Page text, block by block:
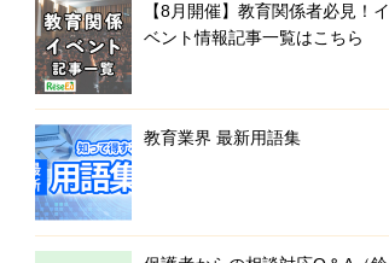
【8月開催】教育関係者必見！イ
ベント情報記事一覧はこちら
教育業界 最新用語集